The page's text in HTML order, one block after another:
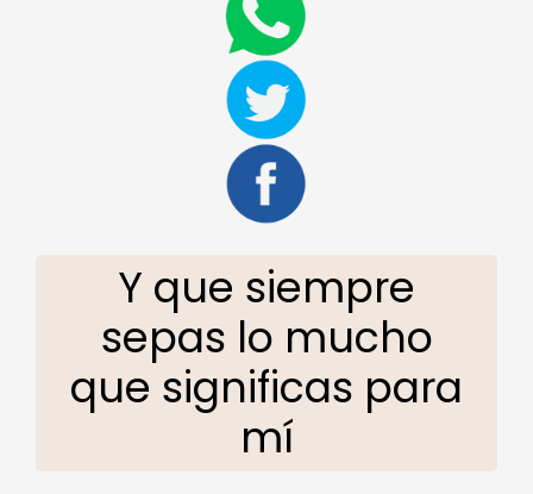
Y que siempre
sepas lo mucho
que significas para
mí